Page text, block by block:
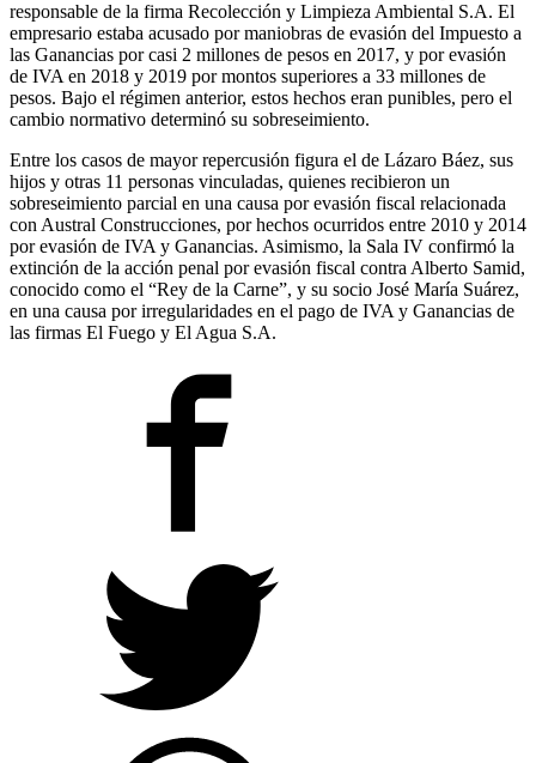
responsable de la firma Recolección y Limpieza Ambiental S.A. El
empresario estaba acusado por maniobras de evasión del Impuesto a
las Ganancias por casi 2 millones de pesos en 2017, y por evasión
de IVA en 2018 y 2019 por montos superiores a 33 millones de
pesos. Bajo el régimen anterior, estos hechos eran punibles, pero el
cambio normativo determinó su sobreseimiento.
Entre los casos de mayor repercusión figura el de Lázaro Báez, sus
hijos y otras 11 personas vinculadas, quienes recibieron un
sobreseimiento parcial en una causa por evasión fiscal relacionada
con Austral Construcciones, por hechos ocurridos entre 2010 y 2014
por evasión de IVA y Ganancias. Asimismo, la Sala IV confirmó la
extinción de la acción penal por evasión fiscal contra Alberto Samid,
conocido como el “Rey de la Carne”, y su socio José María Suárez,
en una causa por irregularidades en el pago de IVA y Ganancias de
las firmas El Fuego y El Agua S.A.